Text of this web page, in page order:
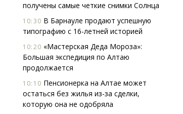
получены самые четкие снимки Солнца
10:30 В Барнауле продают успешную
типографию с 16-летней историей
10:20 «Мастерская Деда Мороза»:
Большая экспедиция по Алтаю
продолжается
10:10 Пенсионерка на Алтае может
остаться без жилья из-за сделки,
которую она не одобряла